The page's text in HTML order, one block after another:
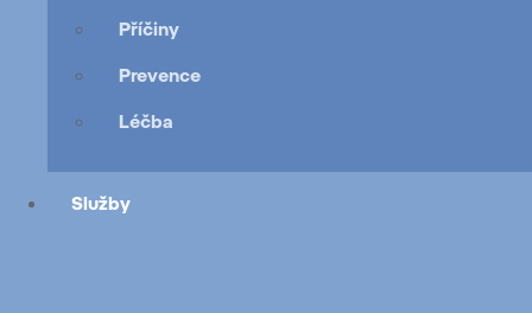
Příčiny
Prevence
Léčba
Služby